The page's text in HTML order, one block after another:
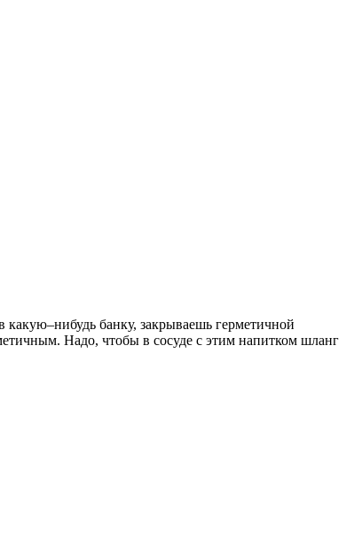
банку, закрываешь герметичной
Надо, чтобы в сосуде с этим напитком шланг